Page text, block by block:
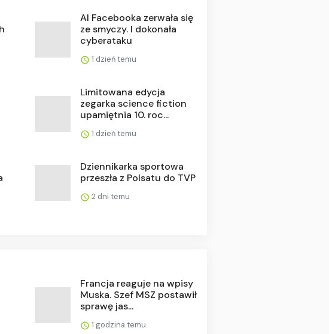
AI Facebooka zerwała się
ze smyczy. I dokonała
cyberataku
1 dzień temu
Limitowana edycja
zegarka science fiction
upamiętnia 10. roc...
1 dzień temu
Dziennikarka sportowa
przeszła z Polsatu do TVP
2 dni temu
Francja reaguje na wpisy
Muska. Szef MSZ postawił
sprawę jas...
1 godzina temu